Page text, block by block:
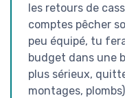
les retours de
comptes pêcher
peu équipé, tu
budget dans une
plus sérieux,
montages,